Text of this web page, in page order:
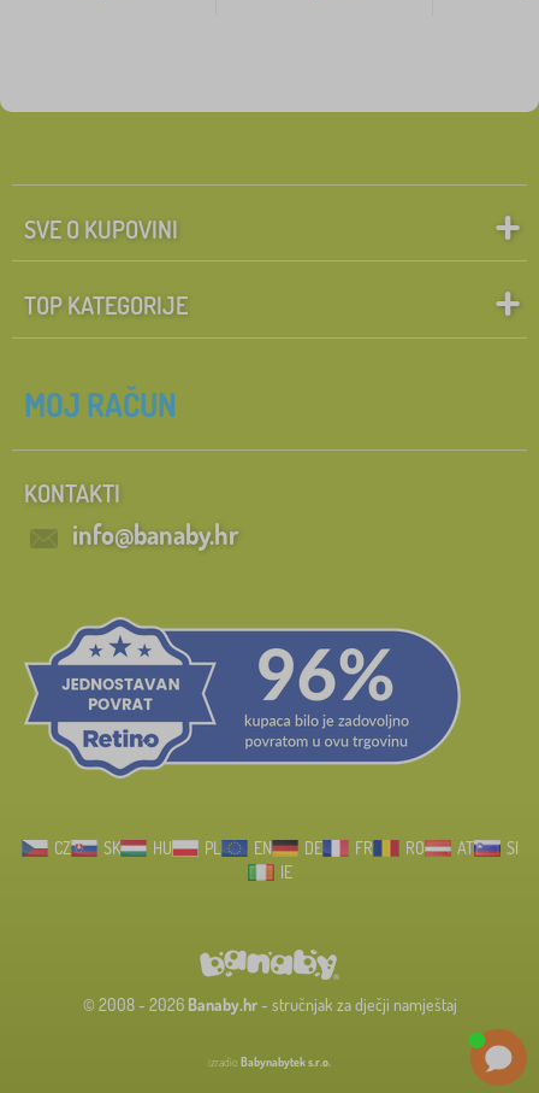
SVE O KUPOVINI
TOP KATEGORIJE
MOJ RAČUN
KONTAKTI
info@banaby.hr
CZ SK HU PL EN DE FR RO AT
SI
IE
© 2008 - 2026 Banaby.hr- stručnjak za dječji namještaj
izradio Babynabytek s.r.o.